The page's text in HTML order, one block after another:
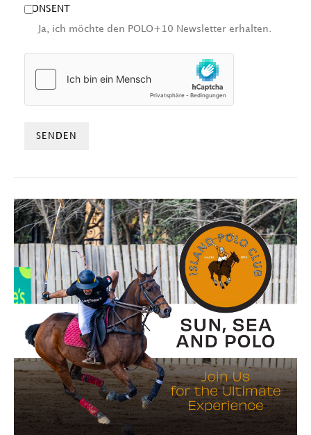
CONSENT
Ja, ich möchte den POLO+10 Newsletter erhalten.